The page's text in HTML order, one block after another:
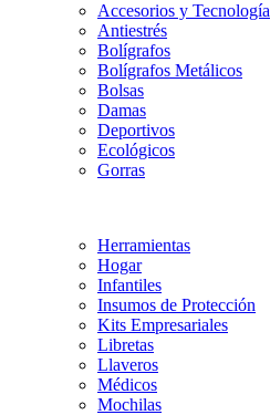
Accesorios y Tecnología
Antiestrés
Bolígrafos
Bolígrafos Metálicos
Bolsas
Damas
Deportivos
Ecológicos
Gorras
Herramientas
Hogar
Infantiles
Insumos de Protección
Kits Empresariales
Libretas
Llaveros
Médicos
Mochilas